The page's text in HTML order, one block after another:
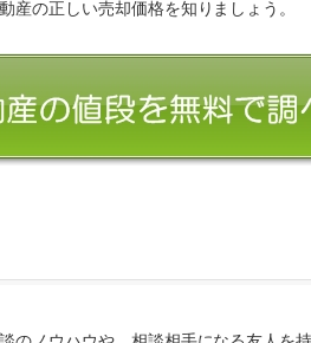
産の正しい売却価格を知りましょう。